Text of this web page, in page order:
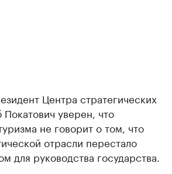
Центра стратегических
Покатович уверен, что
не говорит о том, что
отрасли перестало
для руководства государства.